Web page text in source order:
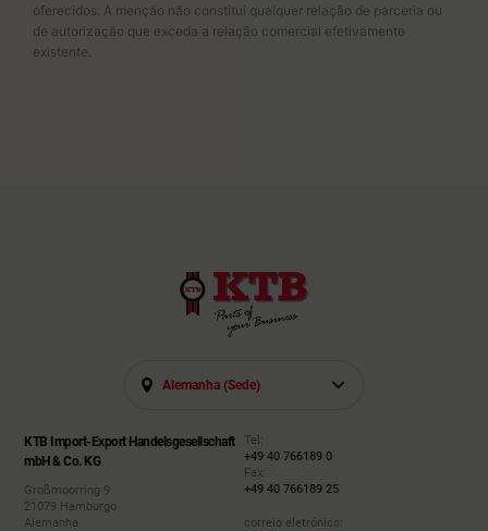
oferecidos. A menção não constitui qualquer relação de parceria ou
de autorização que exceda a relação comercial efetivamente
existente.
Alemanha (sede)
KTB Import-Export Handelsgesellschaft
mbH & Co. KG
Großmoorring 9
21079 Hamburgo
Alemanha
Tel:
+49 40 766189 0
Fax:
+49 40 766189 25
correio eletrónico: